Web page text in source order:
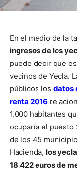
En el medio de la
ingresos de los
puede decir que
vecinos de Yecla.
públicos los datos
renta 2016
1.000 habitantes
ocuparía el puesto
de los 45
Hacienda, los
18.422 euros de